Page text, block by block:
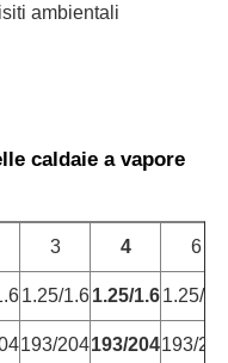
ambientali
caldaie a vapore
3 4
6
1.25/1.61.25/1.61.25/
193/204193/204193/